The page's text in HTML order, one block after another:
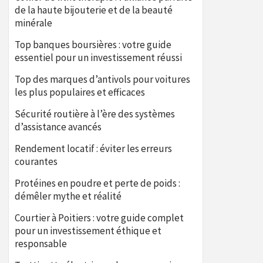
de la haute bijouterie et de la beauté
minérale
Top banques boursières : votre guide
essentiel pour un investissement réussi
Top des marques d’antivols pour voitures
les plus populaires et efficaces
Sécurité routière à l’ère des systèmes
d’assistance avancés
Rendement locatif : éviter les erreurs
courantes
Protéines en poudre et perte de poids :
démêler mythe et réalité
Courtier à Poitiers : votre guide complet
pour un investissement éthique et
responsable